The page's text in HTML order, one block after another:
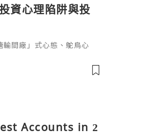
資心理陷阱與投
間廠」式心態、鴕鳥心
理框架。
Accounts in 2